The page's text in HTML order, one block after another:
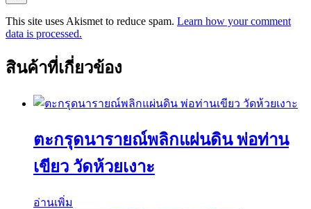
This site uses Akismet to reduce spam. Learn how your comment
data is processed.
สินค้าที่เกี่ยวข้อง
ตะกรุดนารายณ์พลิกแผ่นดิน พ่อท่าน
เขียว วัดห้วยเงาะ
อ่านเพิ่ม